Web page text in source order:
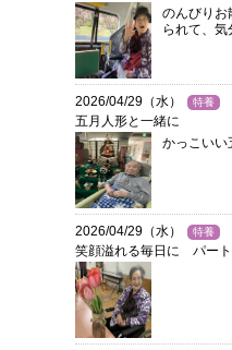
のんびりお
られて、気
2026/04/29（水） 特養
五月人形と一緒に
かっこいい
2026/04/29（水） 特養
笑顔溢れる毎日に パー